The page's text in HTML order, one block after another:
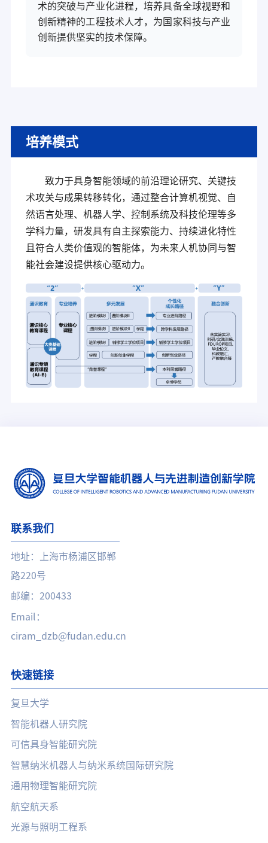
术的突破与产业化进程，培养具备全球视野和
创新精神的工程技术人才，为国家科技与产业
创新提供坚实的技术保障。
培养模式
致力于具身智能领域的前沿理论研究、关键技
术攻关与成果转移转化，通过整合计算机视觉、自
然语言处理、机器人学、控制系统及科技伦理等多
学科力量，研发具有自主探索能力、持续进化特性
且符合人类价值观的智能体，为未来人机协同与智
能社会建设提供核心驱动力。
联系我们
地址：上海市杨浦区邯郸
路220号
邮编：200433
Email：
ciram_dzb@fudan.edu.cn
快速链接
复旦大学
智能机器人研究院
可信具身智能研究院
智慧纳米机器人与纳米系统国际研究院
通用物理智能研究院
航空航天系
光源与照明工程系